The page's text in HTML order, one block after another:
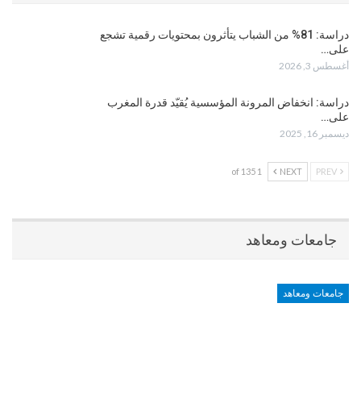
دراسة: 81% من الشباب يتأثرون بمحتويات رقمية تشجع
على…
أغسطس 3, 2026
دراسة: انخفاض المرونة المؤسسية يُقيّد قدرة المغرب
على…
ديسمبر 16, 2025
NEXT
1 of 135
جامعات ومعاهد
جامعات ومعاهد